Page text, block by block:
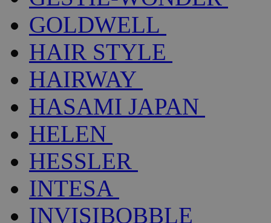
GOLDWELL
HAIR STYLE
HAIRWAY
HASAMI JAPAN
HELEN
HESSLER
INTESA
INVISIBOBBLE